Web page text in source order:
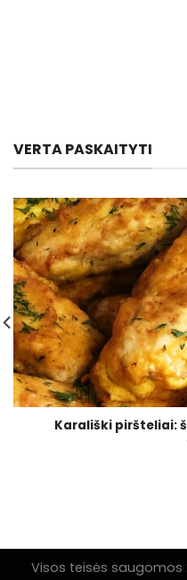
VERTA PASKAITYTI
Karališki piršteliai:
Visos teisės saugomos